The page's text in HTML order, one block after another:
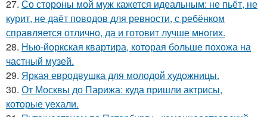
27. Со стороны мой муж кажется идеальным: не пьёт, не
курит, не даёт поводов для ревности, с ребёнком
справляется отлично, да и готовит лучше многих.
28. Нью-йоркская квартира, которая больше похожа на
частный музей.
29. Яркая евродвушка для молодой художницы.
30. От Москвы до Парижа: куда пришли актрисы,
которые уехали.